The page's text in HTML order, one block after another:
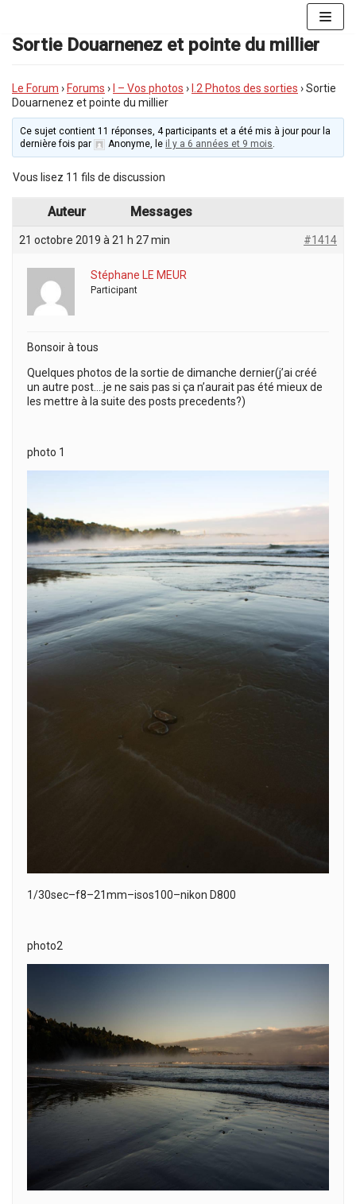
au
contenu
Sortie Douarnenez et pointe du millier
Le Forum › Forums › I – Vos photos › I.2 Photos des sorties ›Sortie
Douarnenez et pointe du millier
Ce sujet contient 11 réponses, 4 participants et a été mis à jour pour la
dernière fois par
Anonyme, le il y a 6 années et 9 mois.
Vous lisez 11 fils de discussion
Auteur Messages
21 octobre 2019 à 21 h 27 min #1414
Stéphane LE MEUR
Participant
Bonsoir à tous
Quelques photos de la sortie de dimanche dernier(j’ai créé
un autre post….je ne sais pas si ça n’aurait pas été mieux de
les mettre à la suite des posts precedents?)
photo 1
1/30sec–f8–21mm–isos100–nikon D800
photo2